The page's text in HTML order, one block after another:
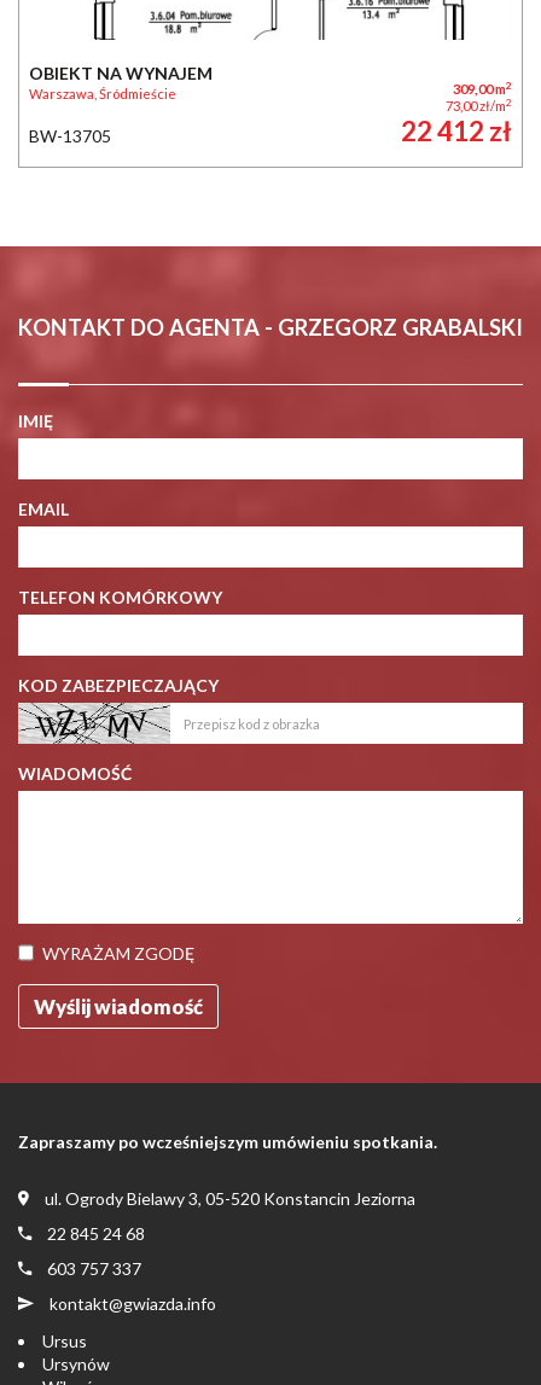
OBIEKT NA WYNAJEM
Warszawa, Śródmieście 309,00 m2
73,00 zł/m2
BW-13705 22 412 zł
KONTAKT DO AGENTA - GRZEGORZ GRABALSKI
IMIĘ
EMAIL
TELEFON KOMÓRKOWY
KOD ZABEZPIECZAJĄCY
WIADOMOŚĆ
WYRAŻAM ZGODĘ
Zapraszamy po wcześniejszym umówieniu spotkania.
ul. Ogrody Bielawy 3, 05-520 Konstancin Jeziorna
22 845 24 68
603 757 337
kontakt@gwiazda.info
Ursus
Ursynów